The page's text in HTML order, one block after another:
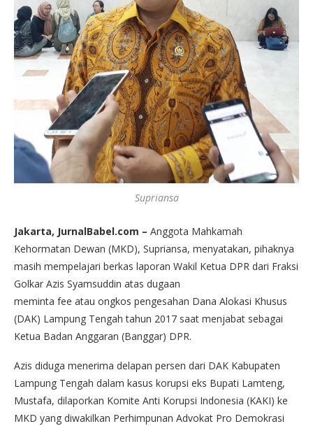
Supriansa
Jakarta, JurnalBabel.com – Anggota Mahkamah
Kehormatan Dewan (MKD), Supriansa, menyatakan, pihaknya
masih mempelajari berkas laporan Wakil Ketua DPR dari Fraksi
Golkar Azis Syamsuddin atas dugaan
meminta fee atau ongkos pengesahan Dana Alokasi Khusus
(DAK) Lampung Tengah tahun 2017 saat menjabat sebagai
Ketua Badan Anggaran (Banggar) DPR.
Azis diduga menerima delapan persen dari DAK Kabupaten
Lampung Tengah dalam kasus korupsi eks Bupati Lamteng,
Mustafa, dilaporkan Komite Anti Korupsi Indonesia (KAKI) ke
MKD yang diwakilkan Perhimpunan Advokat Pro Demokrasi